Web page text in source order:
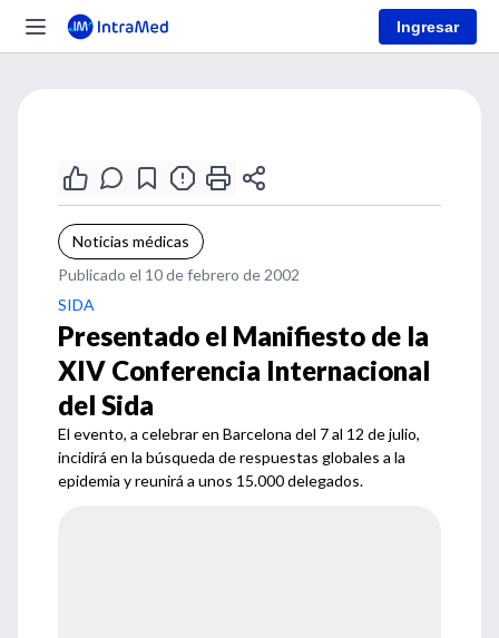
Ingresar
Noticias médicas
Publicado el 10 de febrero de 2002
SIDA
Presentado el Manifiesto de la
XIV Conferencia Internacional
del Sida
El evento, a celebrar en Barcelona del 7 al 12 de julio,
incidirá en la búsqueda de respuestas globales a la
epidemia y reunirá a unos 15.000 delegados.